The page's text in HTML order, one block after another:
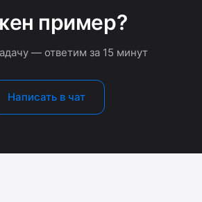
пример?
— ответим за 15 минут
Написать в чат